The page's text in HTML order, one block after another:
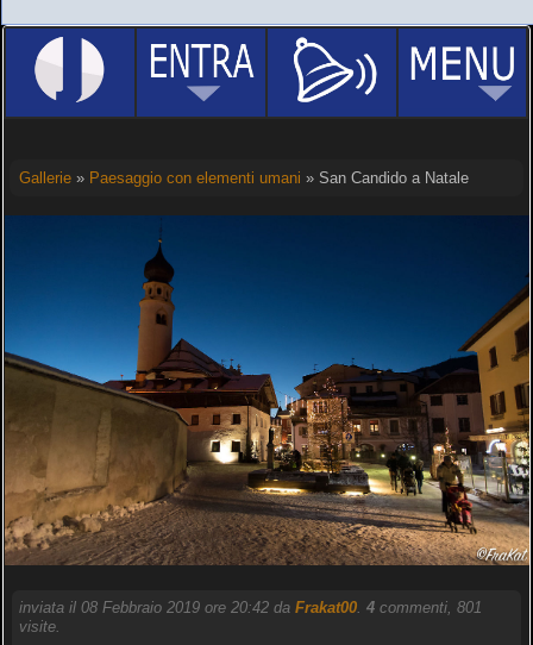
Gallerie» Paesaggio con elementi umani » San Candido a Natale
inviata il 08 Febbraio 2019 ore 20:42 da Frakat00. 4commenti, 801
visite.